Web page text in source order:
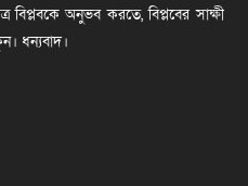
বিপ্লবকে অনুভব করতে, বিপ্লবের সাক্ষী
ধন্যবাদ।